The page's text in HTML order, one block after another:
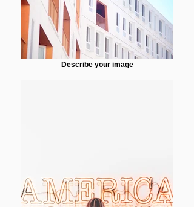
Describe your image